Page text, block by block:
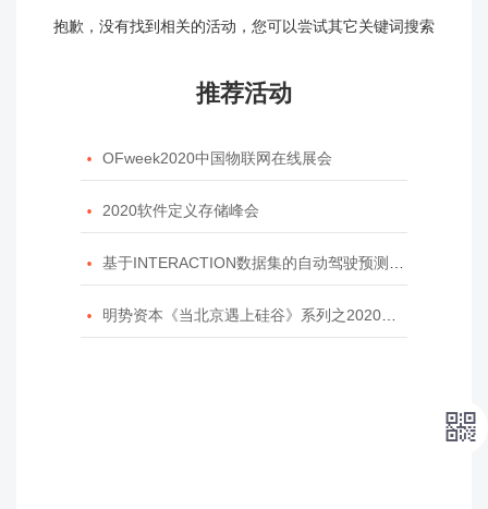
抱歉，没有找到相关的活动，您可以尝试其它关键词搜索
推荐活动
 OFweek2020中国物联网在线展会
 2020软件定义存储峰会
 基于INTERACTION数据集的自动驾驶预测模型挑战赛
 明势资本《当北京遇上硅谷》系列之2020年度开源峰会
